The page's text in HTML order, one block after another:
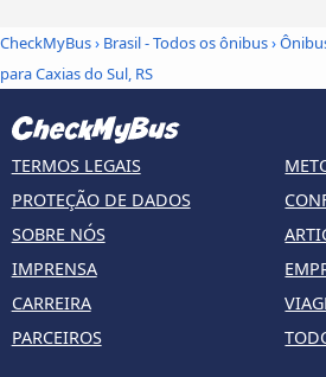
CheckMyBus› Brasil - Todos os ônibus›
para Caxias do Sul, RS
TERMOS LEGAIS
PROTEÇÃO DE DADOS
SOBRE NÓS
IMPRENSA
CARREIRA
PARCEIROS